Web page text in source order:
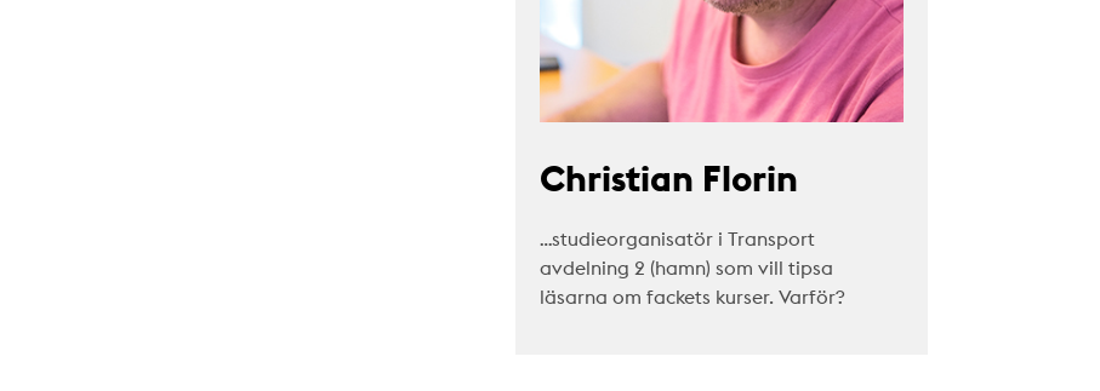
Christian Florin
…studieorganisatör i Transport
avdelning 2 (hamn) som vill tipsa
läsarna om fackets kurser. Varför?